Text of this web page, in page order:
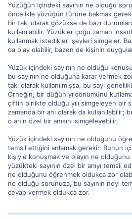
Yüzüğün içindeki sayının ne olduğu
öncelikle yüzüğün türüne bakmak
bir takı olarak gözükse de bazı
kullanılabilir. Yüzükler çoğu zaman
kullanmak istedikleri şeyleri simgeler.
da olay olabilir, bazen de kişinin
Yüzük içindeki sayının ne olduğu
bu sayının ne olduğuna karar vermek
takı olarak kullanılmışsa, bu sayı
Örneğin, bir düğün yıldönümünü
çiftin birlikte olduğu yılı simgeleyen bir
zamanda bir anı olarak da kullanılabilir;
o anın özel bir anısını simgeleyebilir.
Yüzük içindeki sayının ne olduğunu
temsil ettiğini anlamak gerekir. Bunun
kişiyle konuşmak ve olayın ne
yüzükteki sayının özel bir anıyı temsil
ne olduğunu öğrenmek oldukça zor
ne olduğu sorunuza, bu sayının neyi
cevap vermek oldukça zor.